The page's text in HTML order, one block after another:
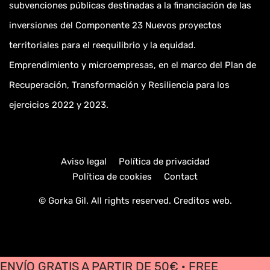
subvenciones públicas destinadas a la financiación de las
inversiones del Componente 23 Nuevos proyectos
territoriales para el reequilibrio y la equidad.
Emprendimiento y microempresas, en el marco del Plan de
Recuperación, Transformación y Resiliencia para los
ejercicios 2022 y 2023.
Aviso legal
Política de privacidad
Política de cookies
Contact
© Gorka Gil. All rights reserved. Creditos web.
ENVÍO GRATIS A PARTIR DE 50€ · FREE